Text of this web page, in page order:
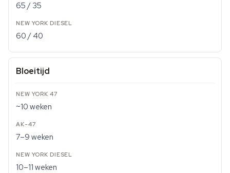
65 / 35
60 / 40
Bloeitijd
~10 weken
7–9 weken
10–11 weken